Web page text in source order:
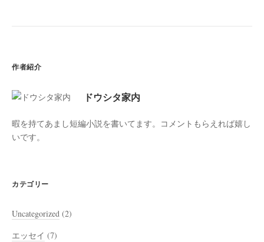
作者紹介
ドウシタ家内
暇を持てあまし短編小説を書いてます。コメントもらえれば嬉し
いです。
カテゴリー
Uncategorized (2)
エッセイ (7)